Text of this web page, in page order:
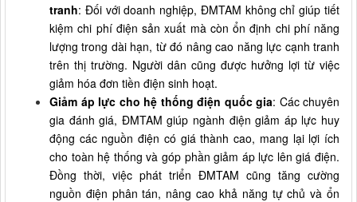
tranh: Đối với doanh nghiệp, ĐMTAM không chỉ giúp tiết
kiệm chi phí điện sản xuất mà còn ổn định chi phí năng
lượng trong dài hạn, từ đó nâng cao năng lực cạnh tranh
trên thị trường. Người dân cũng được hưởng lợi từ việc
giảm hóa đơn tiền điện sinh hoạt.
Giảm áp lực cho hệ thống điện quốc gia: Các chuyên
gia đánh giá, ĐMTAM giúp ngành điện giảm áp lực huy
động các nguồn điện có giá thành cao, mang lại lợi ích
cho toàn hệ thống và góp phần giảm áp lực lên giá điện.
Đồng thời, việc phát triển ĐMTAM cũng tăng cường
nguồn điện phân tán, nâng cao khả năng tự chủ và ổn